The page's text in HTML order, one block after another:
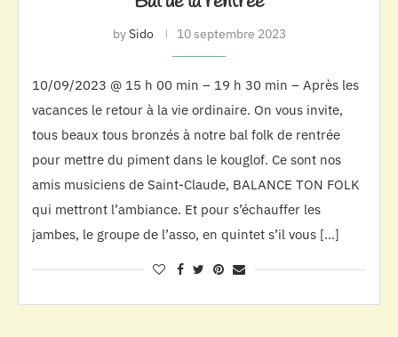
bySido 10 septembre 2023
10/09/2023 @ 15 h 00 min – 19 h 30 min – Après les
vacances le retour à la vie ordinaire. On vous invite,
tous beaux tous bronzés à notre bal folk de rentrée
pour mettre du piment dans le kouglof. Ce sont nos
amis musiciens de Saint-Claude, BALANCE TON FOLK
qui mettront l’ambiance. Et pour s’échauffer les
jambes, le groupe de l’asso, en quintet s’il vous […]